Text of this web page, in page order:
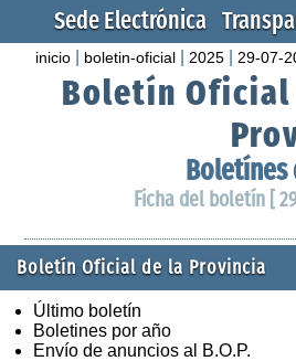
Sede Electrónica
inicio boletin-oficial 2025 29-07-
Boletín Oficial
Boletínes
Ficha del boletín [
Boletín Oficial de la Provincia
Último boletín
Boletines por año
Envío de anuncios al B.O.P.